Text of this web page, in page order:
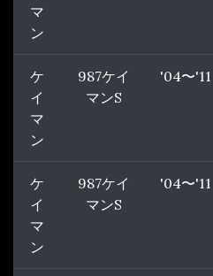
マ
ン
ケ
イ
マ
ン
987ケイ
マンS
'04〜'11
ケ
イ
マ
ン
987ケイ
マンS
'04〜'11